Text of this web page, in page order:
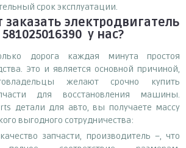
срок эксплуатации.
заказать электродвигатель
581025016390 у нас?
дорога каждая минута простоя
Это и является основной причиной,
желают срочно купить
для восстановления машины.
детали для авто, вы получаете массу
выгодного сотрудничества:
запчасти, производитель –, что